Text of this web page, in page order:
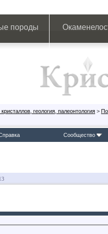
породы
геология, палеонтология >
Сообщество